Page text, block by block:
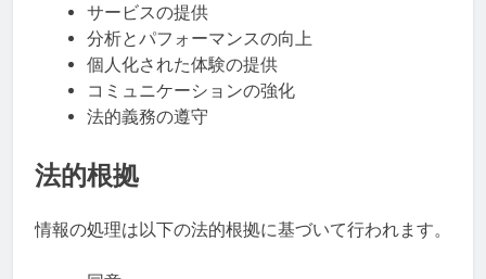
サービスの提供
分析とパフォーマンスの向上
個人化された体験の提供
コミュニケーションの強化
法的義務の遵守
法的根拠
情報の処理は以下の法的根拠に基づいて行われます。